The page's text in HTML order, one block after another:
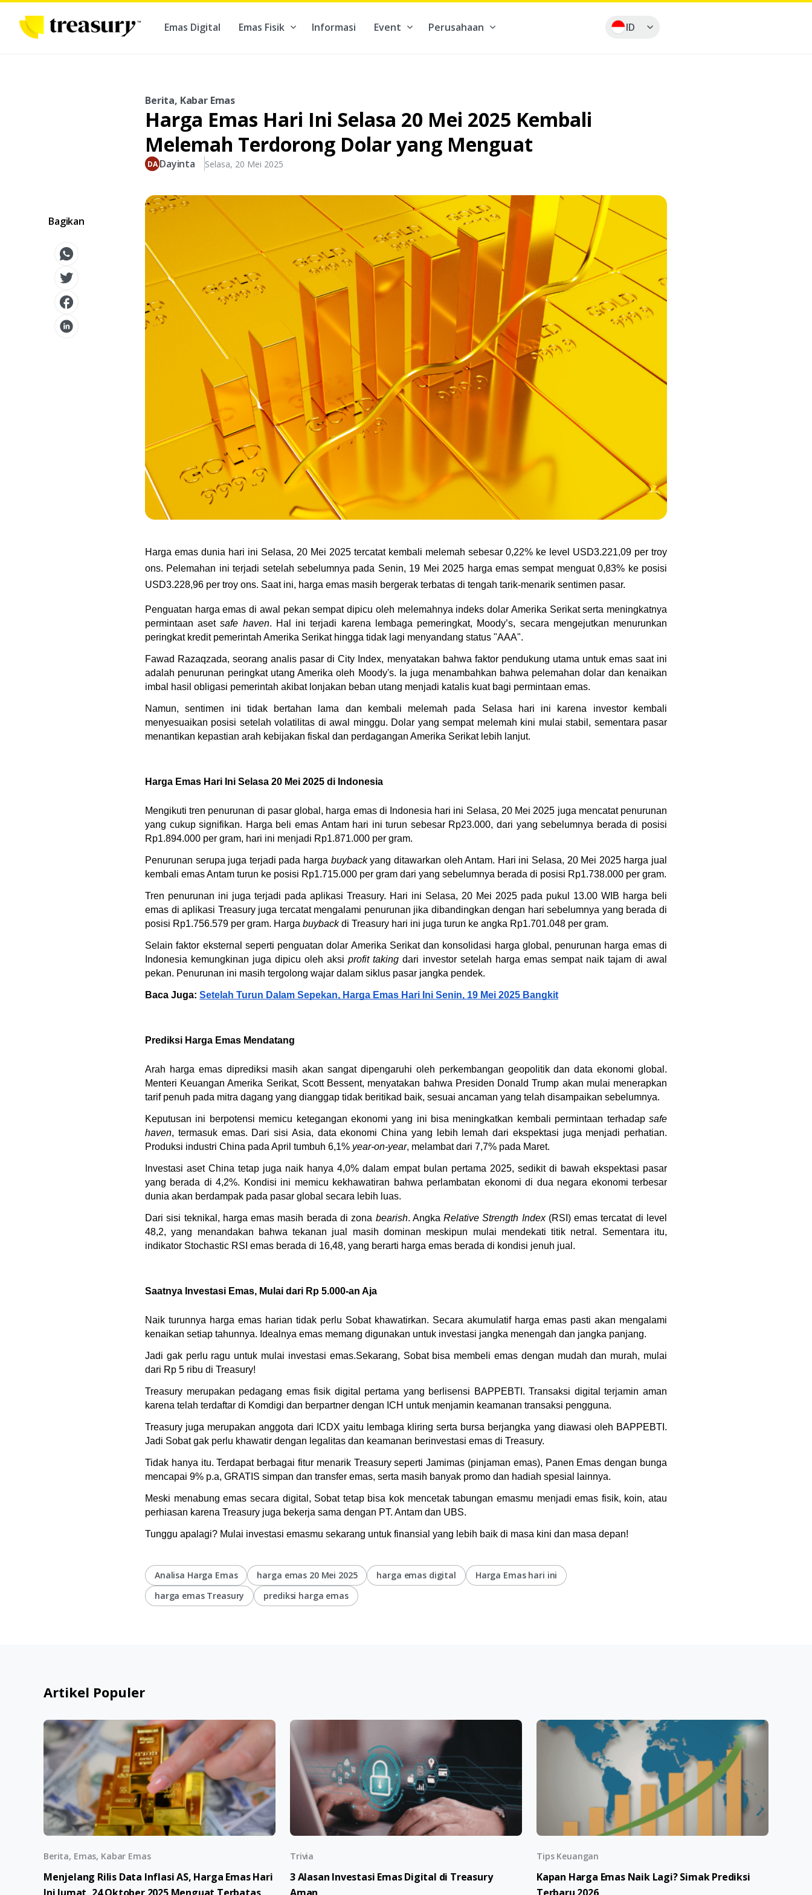
Emas Digital Emas Fisik Informasi Event Perusahaan ID
Bagikan
Berita, Kabar Emas
Harga Emas Hari Ini Selasa 20 Mei 2025 Kembali
Melemah Terdorong Dolar yang Menguat
Dayinta Selasa, 20 Mei 2025
Harga emas dunia hari ini Selasa, 20 Mei 2025 tercatat kembali melemah sebesar 0,22% ke level USD3.221,09 per troy
ons. Pelemahan ini terjadi setelah sebelumnya pada Senin, 19 Mei 2025 harga emas sempat menguat 0,83% ke posisi
USD3.228,96 per troy ons. Saat ini, harga emas masih bergerak terbatas di tengah tarik-menarik sentimen pasar.
Penguatan harga emas di awal pekan sempat dipicu oleh melemahnya indeks dolar Amerika Serikat serta meningkatnya
permintaan aset safe haven. Hal ini terjadi karena lembaga pemeringkat, Moody’s, secara mengejutkan menurunkan
peringkat kredit pemerintah Amerika Serikat hingga tidak lagi menyandang status "AAA".
Fawad Razaqzada, seorang analis pasar di City Index, menyatakan bahwa faktor pendukung utama untuk emas saat ini
adalah penurunan peringkat utang Amerika oleh Moody's. Ia juga menambahkan bahwa pelemahan dolar dan kenaikan
imbal hasil obligasi pemerintah akibat lonjakan beban utang menjadi katalis kuat bagi permintaan emas.
Namun, sentimen ini tidak bertahan lama dan kembali melemah pada Selasa hari ini karena investor kembali
menyesuaikan posisi setelah volatilitas di awal minggu. Dolar yang sempat melemah kini mulai stabil, sementara pasar
menantikan kepastian arah kebijakan fiskal dan perdagangan Amerika Serikat lebih lanjut.
Harga Emas Hari Ini Selasa 20 Mei 2025 di Indonesia
Mengikuti tren penurunan di pasar global, harga emas di Indonesia hari ini Selasa, 20 Mei 2025 juga mencatat penurunan
yang cukup signifikan. Harga beli emas Antam hari ini turun sebesar Rp23.000, dari yang sebelumnya berada di posisi
Rp1.894.000 per gram, hari ini menjadi Rp1.871.000 per gram.
Penurunan serupa juga terjadi pada harga buyback yang ditawarkan oleh Antam. Hari ini Selasa, 20 Mei 2025 harga jual
kembali emas Antam turun ke posisi Rp1.715.000 per gram dari yang sebelumnya berada di posisi Rp1.738.000 per gram.
Tren penurunan ini juga terjadi pada aplikasi Treasury. Hari ini Selasa, 20 Mei 2025 pada pukul 13.00 WIB harga beli
emas di aplikasi Treasury juga tercatat mengalami penurunan jika dibandingkan dengan hari sebelumnya yang berada di
posisi Rp1.756.579 per gram. Harga buyback di Treasury hari ini juga turun ke angka Rp1.701.048 per gram.
Selain faktor eksternal seperti penguatan dolar Amerika Serikat dan konsolidasi harga global, penurunan harga emas di
Indonesia kemungkinan juga dipicu oleh aksi profit taking dari investor setelah harga emas sempat naik tajam di awal
pekan. Penurunan ini masih tergolong wajar dalam siklus pasar jangka pendek.
Baca Juga: Setelah Turun Dalam Sepekan, Harga Emas Hari Ini Senin, 19 Mei 2025 Bangkit
Prediksi Harga Emas Mendatang
Arah harga emas diprediksi masih akan sangat dipengaruhi oleh perkembangan geopolitik dan data ekonomi global.
Menteri Keuangan Amerika Serikat, Scott Bessent, menyatakan bahwa Presiden Donald Trump akan mulai menerapkan
tarif penuh pada mitra dagang yang dianggap tidak beritikad baik, sesuai ancaman yang telah disampaikan sebelumnya.
Keputusan ini berpotensi memicu ketegangan ekonomi yang ini bisa meningkatkan kembali permintaan terhadap safe
haven, termasuk emas. Dari sisi Asia, data ekonomi China yang lebih lemah dari ekspektasi juga menjadi perhatian.
Produksi industri China pada April tumbuh 6,1% year-on-year, melambat dari 7,7% pada Maret.
Investasi aset China tetap juga naik hanya 4,0% dalam empat bulan pertama 2025, sedikit di bawah ekspektasi pasar
yang berada di 4,2%. Kondisi ini memicu kekhawatiran bahwa perlambatan ekonomi di dua negara ekonomi terbesar
dunia akan berdampak pada pasar global secara lebih luas.
Dari sisi teknikal, harga emas masih berada di zona bearish. Angka Relative Strength Index (RSI) emas tercatat di level
48,2, yang menandakan bahwa tekanan jual masih dominan meskipun mulai mendekati titik netral. Sementara itu,
indikator Stochastic RSI emas berada di 16,48, yang berarti harga emas berada di kondisi jenuh jual.
Saatnya Investasi Emas, Mulai dari Rp 5.000-an Aja
Naik turunnya harga emas harian tidak perlu Sobat khawatirkan. Secara akumulatif harga emas pasti akan mengalami
kenaikan setiap tahunnya. Idealnya emas memang digunakan untuk investasi jangka menengah dan jangka panjang.
Jadi gak perlu ragu untuk mulai investasi emas.Sekarang, Sobat bisa membeli emas dengan mudah dan murah, mulai
dari Rp 5 ribu di Treasury!
Treasury merupakan pedagang emas fisik digital pertama yang berlisensi BAPPEBTI. Transaksi digital terjamin aman
karena telah terdaftar di Komdigi dan berpartner dengan ICH untuk menjamin keamanan transaksi pengguna.
Treasury juga merupakan anggota dari ICDX yaitu lembaga kliring serta bursa berjangka yang diawasi oleh BAPPEBTI.
Jadi Sobat gak perlu khawatir dengan legalitas dan keamanan berinvestasi emas di Treasury.
Tidak hanya itu. Terdapat berbagai fitur menarik Treasury seperti Jamimas (pinjaman emas), Panen Emas dengan bunga
mencapai 9% p.a, GRATIS simpan dan transfer emas, serta masih banyak promo dan hadiah spesial lainnya.
Meski menabung emas secara digital, Sobat tetap bisa kok mencetak tabungan emasmu menjadi emas fisik, koin, atau
perhiasan karena Treasury juga bekerja sama dengan PT. Antam dan UBS.
Tunggu apalagi? Mulai investasi emasmu sekarang untuk finansial yang lebih baik di masa kini dan masa depan!
Analisa Harga Emas harga emas 20 Mei 2025 harga emas digital
Harga Emas hari ini
harga emas Treasury
prediksi harga emas
Artikel Populer
Berita, Emas, Kabar Emas
Menjelang Rilis Data Inflasi AS, Harga Emas Hari
Trivia
3 Alasan Investasi Emas Digital di Treasury
Tips Keuangan
Kapan Harga Emas Naik Lagi? Simak Prediksi